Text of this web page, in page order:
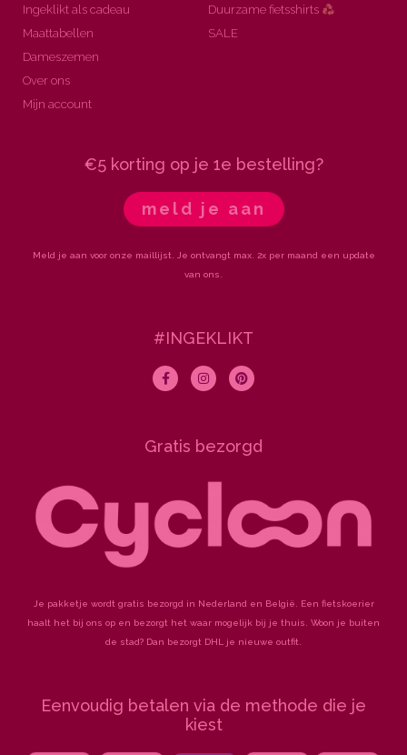
Ingeklikt als cadeau
Maattabellen
Dameszemen
Over ons
Mijn account
Duurzame fietsshirts
SALE
€5 korting op je 1e bestelling?
meld je aan
Meld je aan voor onze maillijst. Je ontvangt max. 2x per maand een update
van ons.
#INGEKLIKT
F
a
o
I
n
r
P
i
e
s
Gratis bezorgd
Je pakketje wordt gratis bezorgd in Nederland en België. Een fietskoerier
haalt het bij ons op en bezorgt het waar mogelijk bij je thuis. Woon je buiten
de stad? Dan bezorgt DHL je nieuwe outfit.
Eenvoudig betalen via de methode die je
kiest